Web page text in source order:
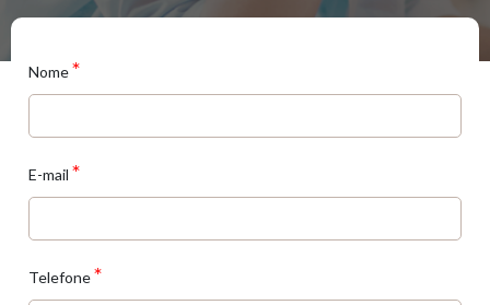
Nome*
E-mail *
Telefone*